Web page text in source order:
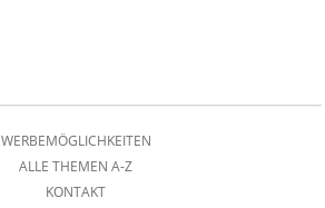
WERBEMÖGLICHKEITEN
ALLE THEMEN A-Z
KONTAKT